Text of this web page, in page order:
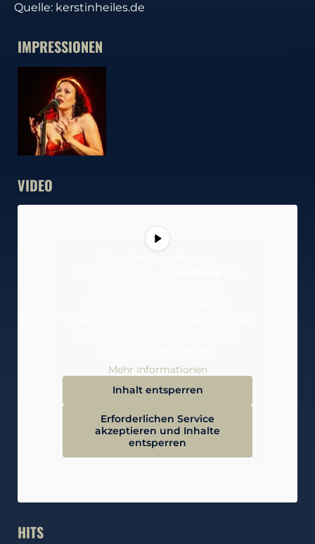
Quelle: kerstinheiles.de
IMPRESSIONEN
VIDEO
Mehr Informationen
Inhalt entsperren
Erforderlichen Service
akzeptieren und Inhalte
entsperren
HITS